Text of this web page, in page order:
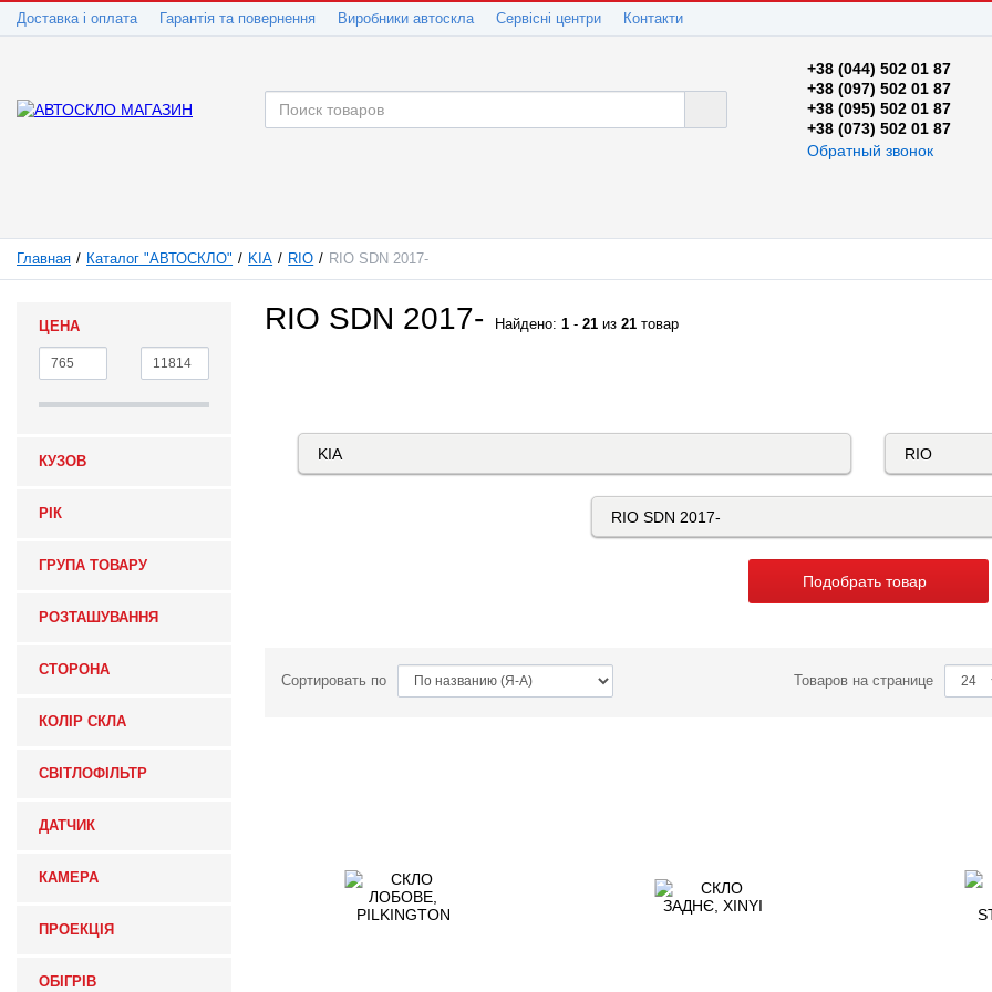
Доставка і оплата Гарантія та повернення Виробники автоскла Сервісні центри Контакти
+38 (044) 502 01 87
+38 (097) 502 01 87
+38 (095) 502 01 87
+38 (073) 502 01 87
Обратный звонок
Главная Каталог "АВТОСКЛО" KIA RIO RIO SDN 2017-
ЦЕНА
КУЗОВ
РІК
ГРУПА ТОВАРУ
РОЗТАШУВАННЯ
СТОРОНА
КОЛІР СКЛА
СВІТЛОФІЛЬТР
ДАТЧИК
КАМЕРА
ПРОЕКЦІЯ
ОБІГРІВ
RIO SDN 2017- Найдено: 1 - 21 из 21 товар
Подобрать товар
Сортировать по Товаров на странице